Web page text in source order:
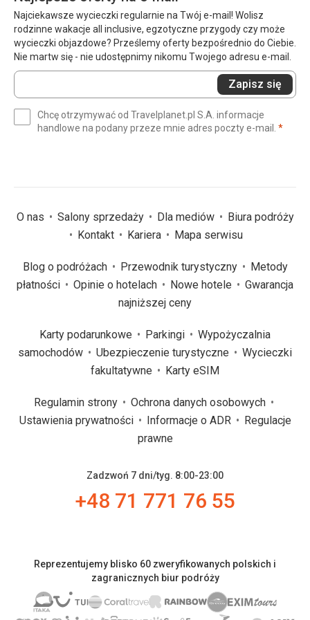
Obsługa była zawsze pomocna i przyjazna.
Ta recenzja została automatycznie przetłumaczona za
pomocą Google Translate
Najciekawsze wycieczki regularnie na Twój e-mail! Wolisz
rodzinne wakacje all inclusive, egzotyczne przygody czy może
wycieczki objazdowe? Prześlemy oferty bezpośrednio do Ciebie.
Nie martw się - nie udostępnimy nikomu Twojego adresu e-mail.
Wprowadź
swój
(wymagane)
Zapisz się
Chcę otrzymywać od Travelplanet.pl S.A. informacje
handlowe na podany przeze mnie adres poczty e-mail. *
O nas Salony sprzedaży Dla mediów
Biura podróży
Kontakt
Kariera Mapa serwisu
Blog o podróżach Przewodnik turystyczny
Metody
płatności
Opinie o hotelach Nowe hotele
Gwarancja
najniższej ceny
Karty podarunkowe Parkingi
Wypożyczalnia
samochodów
Ubezpieczenie turystyczne
Wycieczki
fakultatywne
Karty eSIM
Regulamin strony
Ochrona danych osobowych
Ustawienia prywatności
Informacje o ADR
Regulacje
prawne
Zadzwoń 7 dni/tyg. 8:00-23:00
+48 71 771 76 55
Reprezentujemy blisko 60 zweryfikowanych polskich i
zagranicznych biur podróży